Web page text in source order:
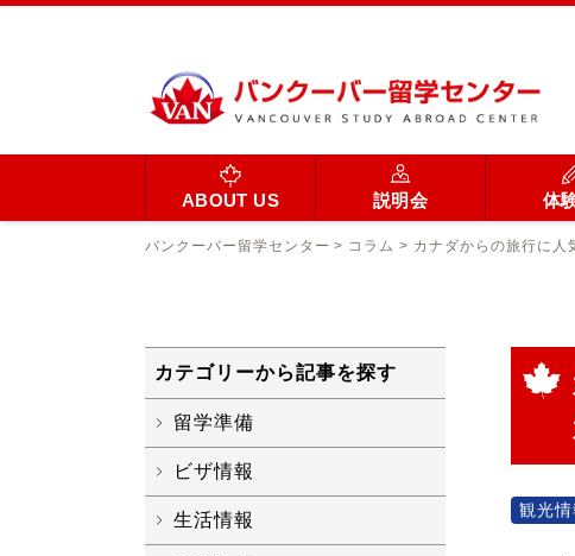
ABOUT US 説明会 体
バンクーバー留学センター > コラム > カナダからの旅行に人
観光情
カテゴリーから記事を探す
留学準備
ビザ情報
生活情報